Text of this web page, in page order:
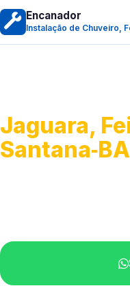
Encanador
Instalação de Chuveiro,
Jaguara,
Santana‑BA